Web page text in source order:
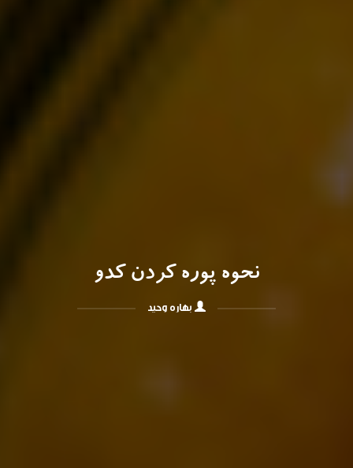
نحوه پوره کردن کدو
بهاره وحید